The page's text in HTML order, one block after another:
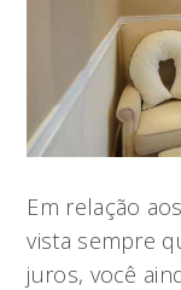
Em relação
vista sempre
juros, você